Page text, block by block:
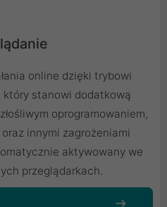
online dzięki trybowi
stanowi dodatkową
oprogramowaniem,
innymi zagrożeniami
aktywowany we
przeglądarkach.